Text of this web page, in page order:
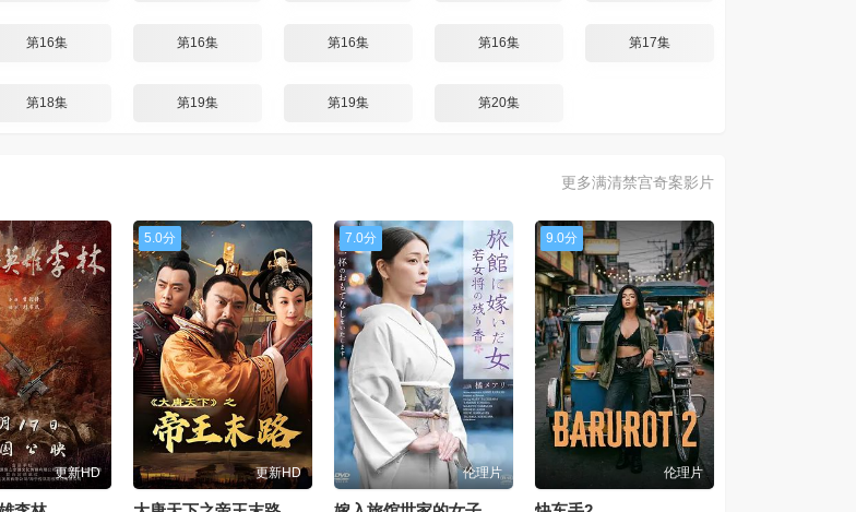
第16集 第16集 第16集 第16集 第17集
第18集 第19集 第19集 第20集
更多满清禁宫奇案影片
更新HD
5.0分
更新HD
7.0分
伦理片
9.0分
伦理片